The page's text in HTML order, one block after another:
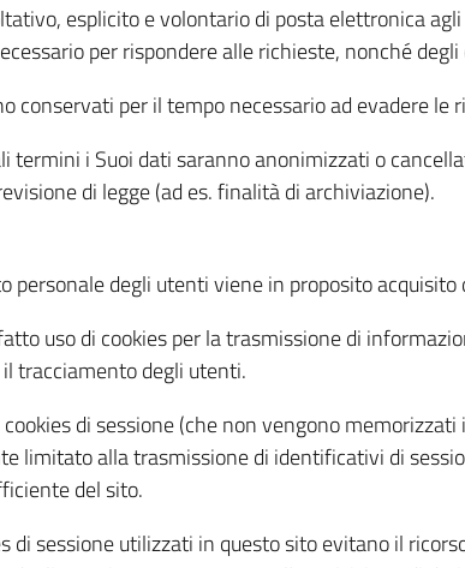
esplicito e volontario di posta elettronica
per rispondere alle richieste, nonché
conservati per il tempo necessario ad evadere le
termini i Suoi dati saranno anonimizzati o
di legge (ad es. finalità di archiviazione).
personale degli utenti viene in proposito acquisito
uso di cookies per la trasmissione di
tracciamento degli utenti.
cookies di sessione (che non vengono
limitato alla trasmissione di identificativi di
del sito.
di sessione utilizzati in questo sito evitano il